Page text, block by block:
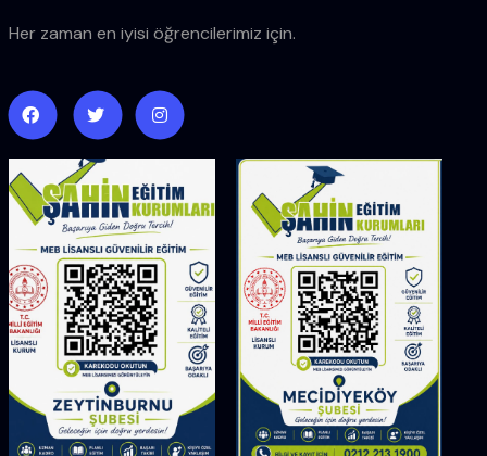
Her zaman en iyisi öğrencilerimiz için.